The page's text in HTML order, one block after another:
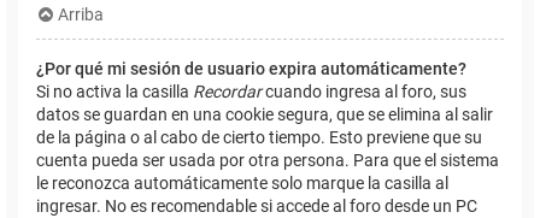
Arriba
¿Por qué mi sesión de usuario expira automáticamente?
Si no activa la casilla Recordarcuando ingresa al foro, sus
datos se guardan en una cookie segura, que se elimina al salir
de la página o al cabo de cierto tiempo. Esto previene que su
cuenta pueda ser usada por otra persona. Para que el sistema
le reconozca automáticamente solo marque la casilla al
ingresar. No es recomendable si accede al foro desde un PC